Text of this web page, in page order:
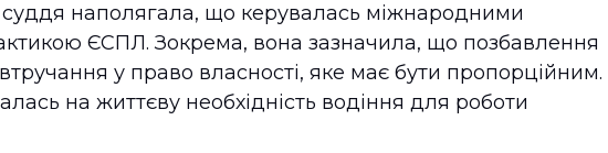
суддя наполягала, що керувалась міжнародними
ЄСПЛ. Зокрема, вона зазначила, що позбавлення
у право власності, яке має бути пропорційним.
на життєву необхідність водіння для роботи